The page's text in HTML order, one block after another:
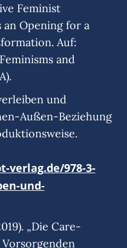
Feminist
an Opening for a
Auf:
and
und
Außen-Beziehung
verlag.de/978-3-
und-
„Die Care-